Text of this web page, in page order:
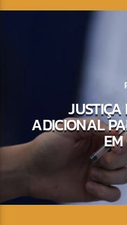
ADICIONAL